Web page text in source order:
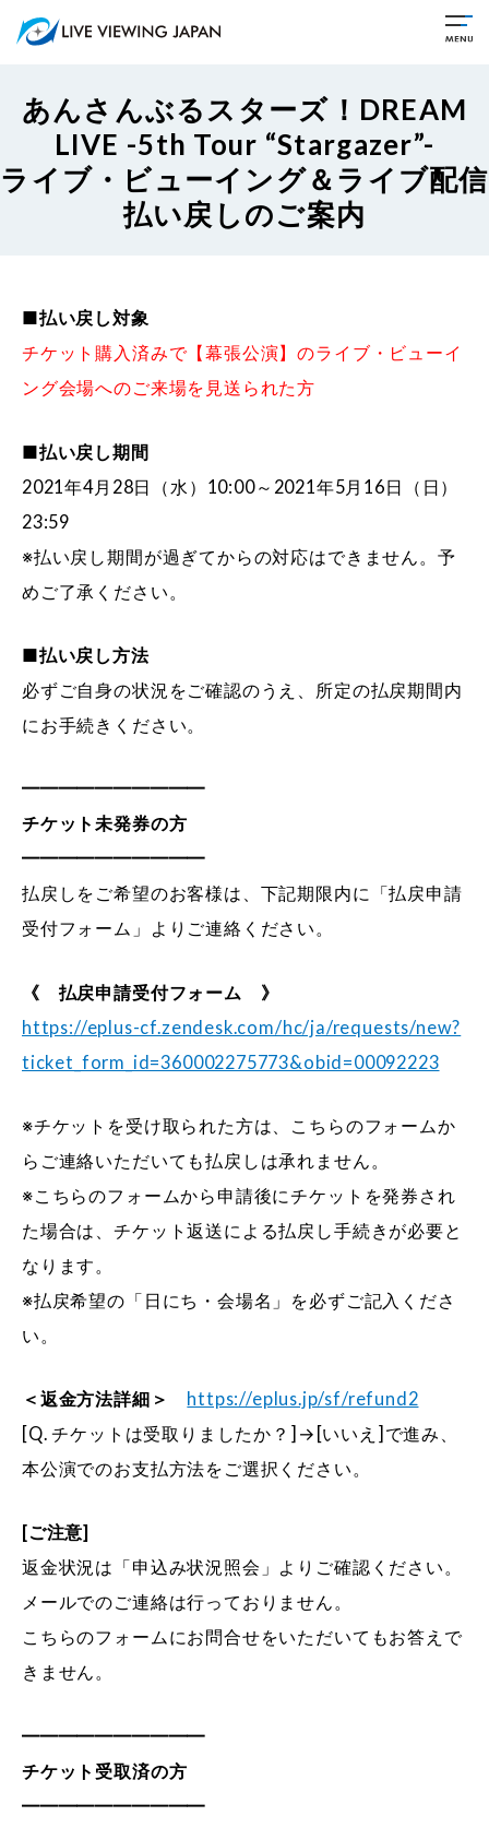
あんさんぶるスターズ！DREAM
LIVE -5th Tour “Stargazer”-
ライブ・ビューイング＆ライブ配信
払い戻しのご案内
■払い戻し対象
チケット購入済みで【幕張公演】のライブ・ビューイ
ング会場へのご来場を見送られた方
■払い戻し期間
2021年4月28日（水）10:00～2021年5月16日（日）
23:59
※払い戻し期間が過ぎてからの対応はできません。予
めご了承ください。
■払い戻し方法
必ずご自身の状況をご確認のうえ、所定の払戻期間内
にお手続きください。
━━━━━━━━━━
チケット未発券の方
━━━━━━━━━━
払戻しをご希望のお客様は、下記期限内に「払戻申請
受付フォーム」よりご連絡ください。
《 払戻申請受付フォーム 》
https://eplus-cf.zendesk.com/hc/ja/requests/new?
ticket_form_id=360002275773&obid=00092223
※チケットを受け取られた方は、こちらのフォームか
らご連絡いただいても払戻しは承れません。
※こちらのフォームから申請後にチケットを発券され
た場合は、チケット返送による払戻し手続きが必要と
なります。
※払戻希望の「日にち・会場名」を必ずご記入くださ
い。
＜返金方法詳細＞
https://eplus.jp/sf/refund2
[Q. チケットは受取りましたか？]→[いいえ]で進み、
本公演でのお支払方法をご選択ください。
[ご注意]
返金状況は「申込み状況照会」よりご確認ください。
メールでのご連絡は行っておりません。
こちらのフォームにお問合せをいただいてもお答えで
きません。
━━━━━━━━━━
チケット受取済の方
━━━━━━━━━━